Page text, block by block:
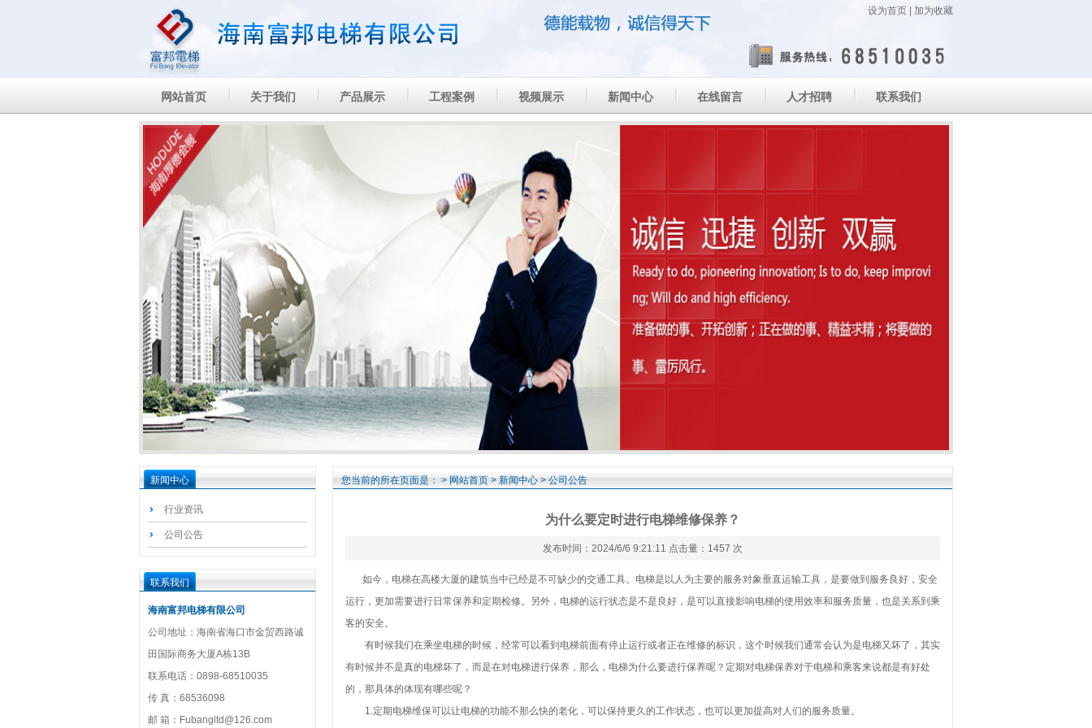
设为首页 加为收藏
网站首页 关于我们 产品展示 工程案例 视频展示 新闻中心 在线留言 人才招聘 联系我们
新闻中心
行业资讯
公司公告
联系我们
海南富邦电梯有限公司
公司地址：海南省海口市金贸西路诚
田国际商务大厦A栋13B
联系电话：0898-68510035
传 真：68536098
邮 箱：Fubangltd@126.com
您当前的所在页面是： > 网站首页 > 新闻中心 > 公司公告
为什么要定时进行电梯维修保养？
发布时间：2024/6/6 9:21:11 点击量：1457 次
如今，电梯在高楼大厦的建筑当中已经是不可缺少的交通工具。电梯是以人为主要的服务对象垂直运输工具，是要做到服务良好，安全
运行，更加需要进行日常保养和定期检修。另外，电梯的运行状态是不是良好，是可以直接影响电梯的使用效率和服务质量，也是关系到乘
客的安全。
有时候我们在乘坐电梯的时候，经常可以看到电梯前面有停止运行或者正在维修的标识，这个时候我们通常会认为是电梯又坏了，其实
有时候并不是真的电梯坏了，而是在对电梯进行保养，那么，电梯为什么要进行保养呢？定期对电梯保养对于电梯和乘客来说都是有好处
的，那具体的体现有哪些呢？
1.定期电梯维保可以让电梯的功能不那么快的老化，可以保持更久的工作状态，也可以更加提高对人们的服务质量。